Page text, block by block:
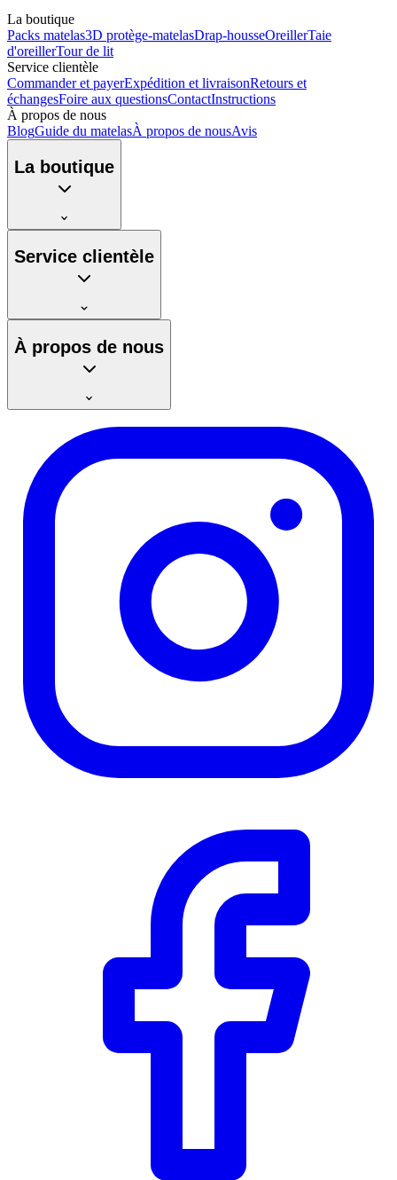
La boutique
Packs matelas3D protège-matelasDrap-housseOreillerTaie
d'oreillerTour de lit
Service clientèle
Commander et payerExpédition et livraisonRetours et
échangesFoire aux questionsContactInstructions
À propos de nous
BlogGuide du matelasÀ propos de nousAvis
La boutique
Service clientèle
À propos de nous